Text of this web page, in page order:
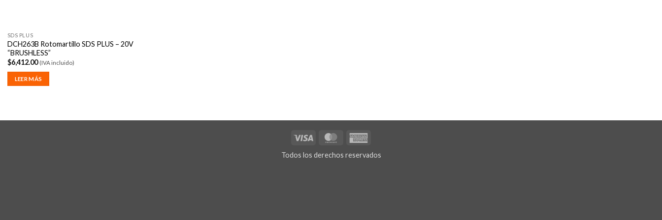
SDS PLUS
DCH263B Rotomartillo SDS PLUS – 20V
“BRUSHLESS”
$6,412.00 (IVA incluido)
LEER MÁS
Visa MasterCard
Todos los derechos reservados